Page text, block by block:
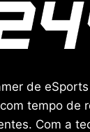
de
tempo
Com a